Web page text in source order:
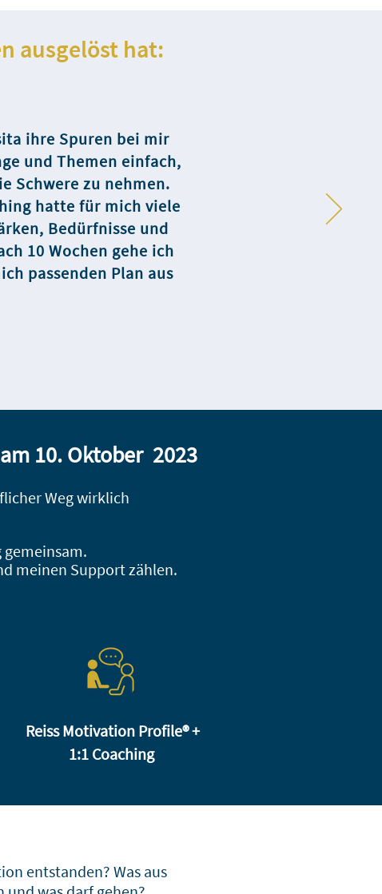
ausgelöst hat:
ihre Spuren bei mir
und Themen einfach,
Schwere zu nehmen.
hatte für mich viele
Bedürfnisse und
10 Wochen gehe ich
passenden Plan aus
10. Oktober 2023
Weg wirklich
gemeinsam.
meinen Support zählen.
Reiss Motivation Profile® +
1:1 Coaching
entstanden? Was aus